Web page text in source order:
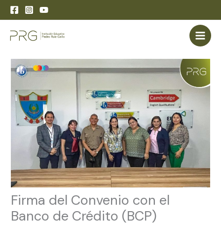
Skip
content
Firma del Convenio con el
Banco de Crédito (BCP)